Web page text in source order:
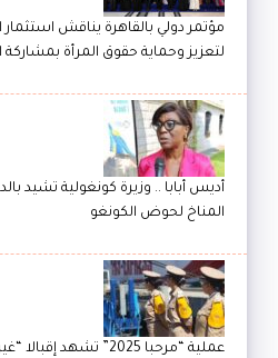
مؤتمر دولي بالقاهرة يناقش استثمار
لتعزيز وحماية حقوق المرأة
أديس أبابا .. وزيرة كونغولية تشيد
المناخ لحوض الكونغو
عملية “مرحبا 2025”